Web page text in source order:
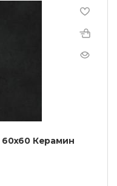
Керамин